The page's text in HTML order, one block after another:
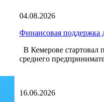
04.08.2026
Финансовая поддержка
В Кемерове стартовал
среднего
16.06.2026